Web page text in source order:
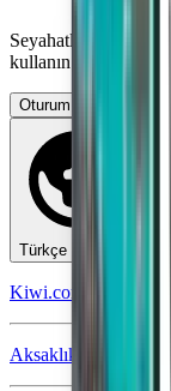
Seyahatlerinizi
kullanın ve
Oturum aç
Türkçe - TRY TL
Kiwi.com mobil
Aksaklık Koruması